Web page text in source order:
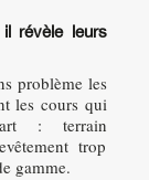
révèle leurs
problème les
les cours qui
: terrain
trop
gamme.